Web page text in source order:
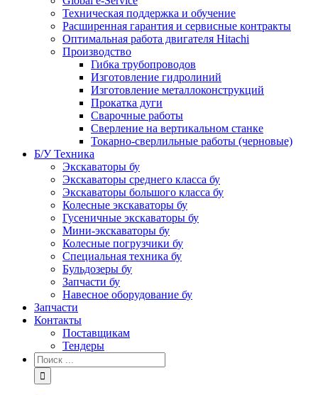
Техническая поддержка и обучение
Расширенная гарантия и сервисные контракты
Оптимальная работа двигателя Hitachi
Производство
Гибка трубопроводов
Изготовление гидролиний
Изготовление металлоконструкций
Прокатка дуги
Сварочные работы
Сверление на вертикальном станке
Токарно-сверлильные работы (черновые)
Б/У Техника
Экскаваторы бу
Экскаваторы среднего класса бу
Экскаваторы большого класса бу
Колесные экскаваторы бу
Гусеничные экскаваторы бу
Мини-экскаваторы бу
Колесные погрузчики бу
Специальная техника бу
Бульдозеры бу
Запчасти бу
Навесное оборудование бу
Запчасти
Контакты
Поставщикам
Тендеры
Результат
поиска: